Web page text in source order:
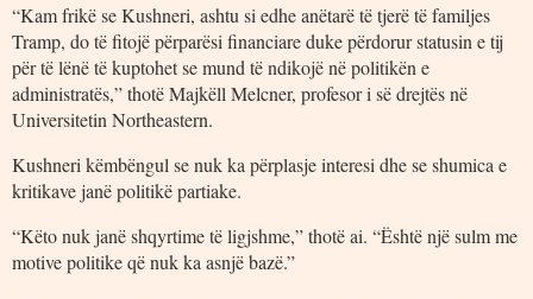
“Kam frikë se Kushneri, ashtu si edhe anëtarë të tjerë të familjes
Tramp, do të fitojë përparësi financiare duke përdorur statusin e tij
për të lënë të kuptohet se mund të ndikojë në politikën e
administratës,” thotë Majkëll Melcner, profesor i së drejtës në
Universitetin Northeastern.
Kushneri këmbëngul se nuk ka përplasje interesi dhe se shumica e
kritikave janë politikë partiake.
“Këto nuk janë shqyrtime të ligjshme,” thotë ai. “Është një sulm me
motive politike që nuk ka asnjë bazë.”